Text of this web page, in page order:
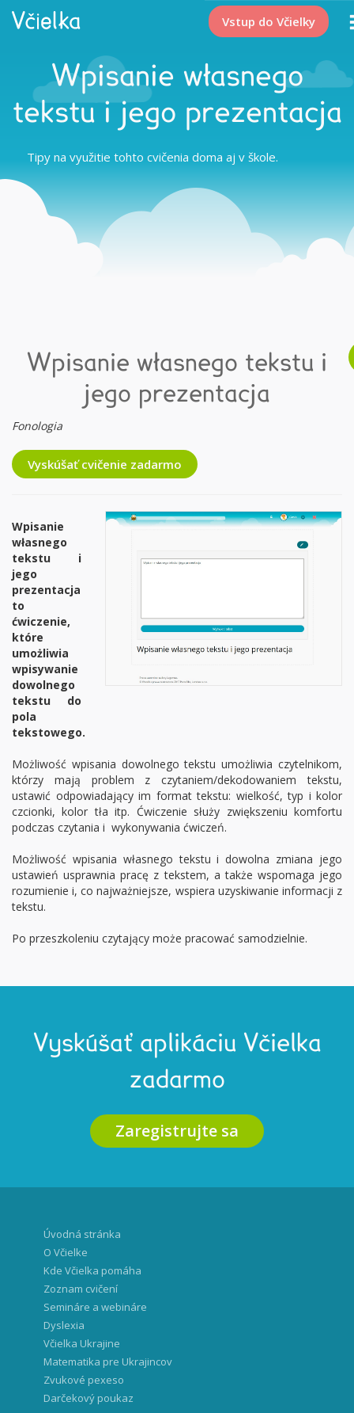
Vstup do Včielky
Wpisanie własnego
tekstu i jego prezentacja
Tipy na využitie tohto cvičenia doma aj v škole.
Wpisanie własnego tekstu i
jego prezentacja
Fonologia
Vyskúšať cvičenie zadarmo
Wpisanie
własnego
tekstu i
jego
prezentacja
to
ćwiczenie,
które
umożliwia
wpisywanie
dowolnego
tekstu do
pola
tekstowego.
Możliwość wpisania dowolnego tekstu umożliwia czytelnikom,
którzy mają problem z czytaniem/dekodowaniem tekstu,
ustawić odpowiadający im format tekstu: wielkość, typ i kolor
czcionki, kolor tła itp. Ćwiczenie służy zwiększeniu komfortu
podczas czytania i wykonywania ćwiczeń.
Możliwość wpisania własnego tekstu i dowolna zmiana jego
ustawień usprawnia pracę z tekstem, a także wspomaga jego
rozumienie i, co najważniejsze, wspiera uzyskiwanie informacji z
tekstu.
Po przeszkoleniu czytający może pracować samodzielnie.
Vyskúšať aplikáciu Včielka
zadarmo
Zaregistrujte sa
Úvodná stránka
O Včielke
Kde Včielka pomáha
Zoznam cvičení
Semináre a webináre
Dyslexia
Včielka Ukrajine
Matematika pre Ukrajincov
Zvukové pexeso
Darčekový poukaz